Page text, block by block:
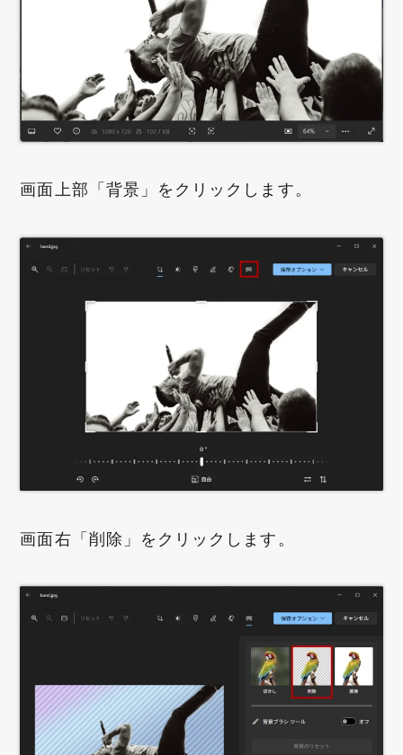
画面上部「背景」をクリックします。
画面右「削除」をクリックします。